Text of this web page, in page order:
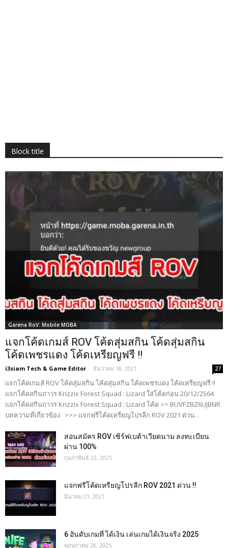
Block title
Garena RoV: Mobile MOBA
แจกโค้ดเกมส์ ROV โค้ดสุ่มสกิน โค้ดสุ่มสกิน
โค้ดเพชรแดง โค้ดเหรียญฟรี !!
i3siam Tech & Game Editor - ธันวาคม 18, 2021 27
แจกโค้ดเกมส์ ROV โค้ดสุ่มสกิน โค้ดสุ่มสกิน โค้ดเพชรแดง โค้ดเหรียญฟรี !!
แจกโค้ดสกินถาวร Krizzix Forest Squad : Lizard ใส่โค้ดก่อน 20/12/2564
แจกโค้ดสกินถาวร Krizzix Forest Squad : Lizard โค้ด >> BUVFZBZ6UJBNR
บทความที่เกี่ยวข้อง >>> แจกฟรีโค้ดเหรียญโปรลีก ROV 2021 ด่วน...
สอนสมัคร ROV เซิร์ฟเบต้าเวียดนาม ลงทะเบียน
ผ่าน 100%
กุมภาพันธ์ 22, 2025
แจกฟรีโค้ดเหรียญโปรลีก ROV 2021 ด่วน !!
มีนาคม 21, 2021
6 อันดับเกมที่ ได้เงิน เล่นเกมได้เงินจริง 2025
พฤษภาคม 28, 2025